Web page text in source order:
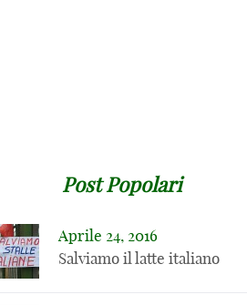
Post Popolari
Aprile 24, 2016
Salviamo il latte italiano